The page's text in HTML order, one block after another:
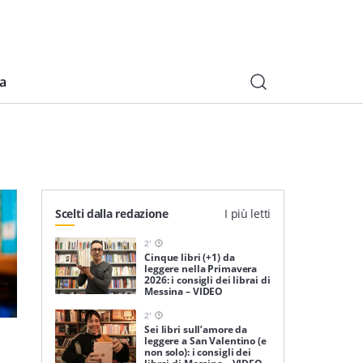
Scelti dalla redazione I più letti
2'
Cinque libri (+1) da
leggere nella Primavera
2026: i consigli dei librai di
Messina – VIDEO
2'
Sei libri sull’amore da
leggere a San Valentino (e
non solo): i consigli dei